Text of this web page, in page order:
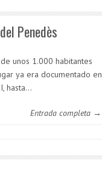
Penedès
unos 1.000 habitantes
ya era documentado en
hasta…
Entrada completa →